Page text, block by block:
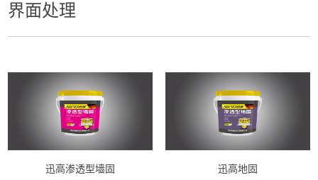
界面处理
迅高渗透型墙固 迅高地固